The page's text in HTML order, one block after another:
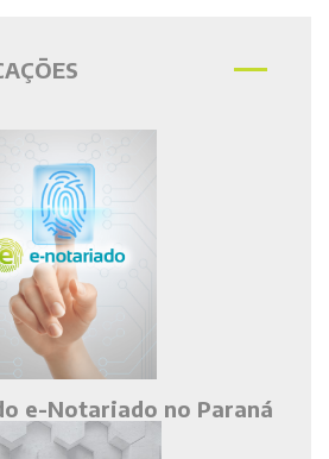
e-Notariado no Paraná